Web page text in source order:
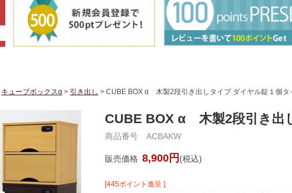
キューブボックスα > 引き出し > CUBE BOX α 木製2段引き出しタイプ ダイヤル錠１個
CUBE BOX α 木製2段引き出
商品番号 ACBAKW
販売価格 8,900円 (税込)
[445ポイント進呈 ]